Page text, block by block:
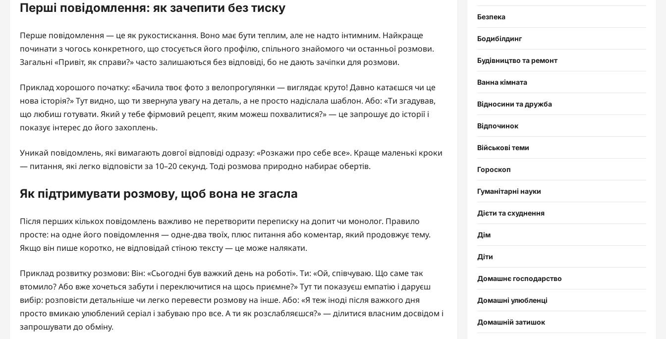
Перші повідомлення: як зачепити без тиску
Перше повідомлення — це як рукостискання. Воно має бути теплим, але не надто інтимним. Найкраще
починати з чогось конкретного, що стосується його профілю, спільного знайомого чи останньої розмови.
Загальні «Привіт, як справи?» часто залишаються без відповіді, бо не дають зачіпки для розмови.
Приклад хорошого початку: «Бачила твоє фото з велопрогулянки — виглядає круто! Давно катаєшся чи це
нова історія?» Тут видно, що ти звернула увагу на деталь, а не просто надіслала шаблон. Або: «Ти згадував,
що любиш готувати. Який у тебе фірмовий рецепт, яким можеш похвалитися?» — це запрошує до історії і
показує інтерес до його захоплень.
Уникай повідомлень, які вимагають довгої відповіді одразу: «Розкажи про себе все». Краще маленькі кроки
— питання, які легко відповісти за 10–20 секунд. Тоді розмова природно набирає обертів.
Як підтримувати розмову, щоб вона не згасла
Після перших кількох повідомлень важливо не перетворити переписку на допит чи монолог. Правило
просте: на одне його повідомлення — одне-два твоїх, плюс питання або коментар, який продовжує тему.
Якщо він пише коротко, не відповідай стіною тексту — це може налякати.
Приклад розвитку розмови: Він: «Сьогодні був важкий день на роботі». Ти: «Ой, співчуваю. Що саме так
втомило? Або вже хочеться забути і переключитися на щось приємне?» Тут ти показуєш емпатію і даруєш
вибір: розповісти детальніше чи легко перевести розмову на інше. Або: «Я теж іноді після важкого дня
просто вмикаю улюблений серіал і забуваю про все. А ти як розслабляєшся?» — ділитися власним досвідом і
запрошувати до обміну.
Безпека
Бодибілдинг
Будівництво та ремонт
Ванна кімната
Відносини та дружба
Відпочинок
Військові теми
Гороскоп
Гуманітарні науки
Дієти та схуднення
Дім
Діти
Домашнє господарство
Домашні улюбленці
Домашній затишок